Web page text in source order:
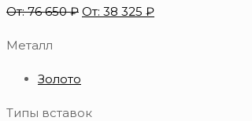
От:76 650₽ От: 38 325 ₽
Металл
Золото
Типы вставок